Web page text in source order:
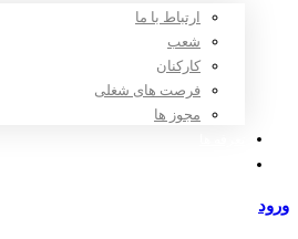
ارتباط با ما
شعب
کارکنان
فرصت های شغلی
مجوز ها
ورود